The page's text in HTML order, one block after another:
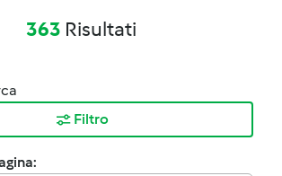
363 Risultati
Filtro